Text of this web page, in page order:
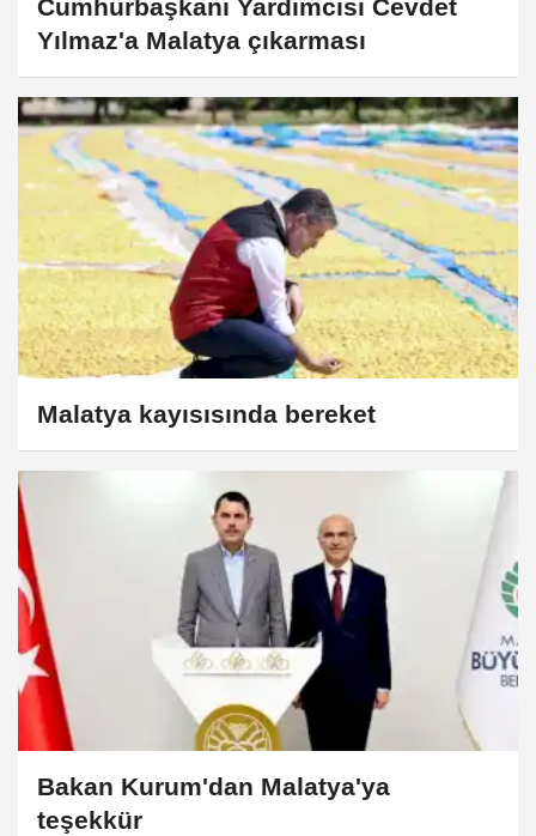
Cumhurbaşkanı Yardımcısı Cevdet
Yılmaz'a Malatya çıkarması
Malatya kayısısında bereket
Bakan Kurum'dan Malatya'ya
teşekkür